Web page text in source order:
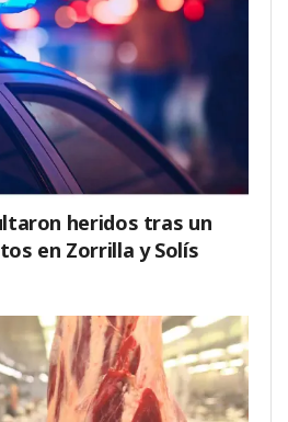
heridos tras un
en Zorrilla y Solís